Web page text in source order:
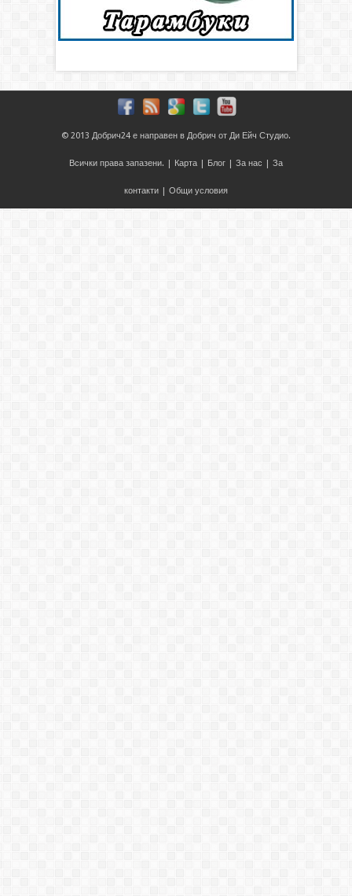
© 2013 Добрич24 е направен в Добрич от Ди Ейч Студио.
Всички права запазени. | Карта Блог За нас За
контакти Общи условия